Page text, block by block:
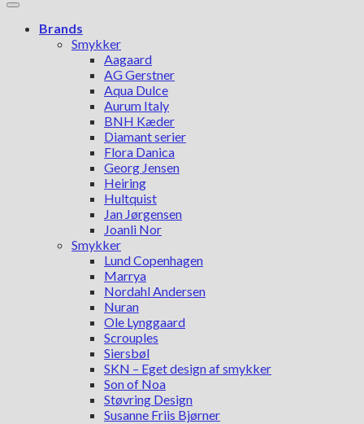
Brands
Smykker
Aagaard
AG Gerstner
Aqua Dulce
Aurum Italy
BNH Kæder
Diamant serier
Flora Danica
Georg Jensen
Heiring
Hultquist
Jan Jørgensen
Joanli Nor
Smykker
Lund Copenhagen
Marrya
Nordahl Andersen
Nuran
Ole Lynggaard
Scrouples
Siersbøl
SKN – Eget design af smykker
Son of Noa
Støvring Design
Susanne Friis Bjørner